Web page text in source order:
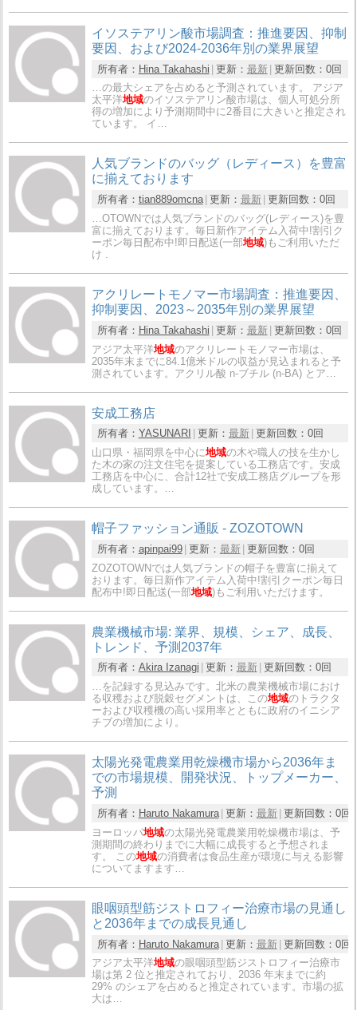
イソステアリン酸市場調査：推進要因、抑制
要因、および2024-2036年別の業界展望
所有者： Hina Takahashi 更新： 最新 更新回数： 0回
…の最大シェアを占めると予測されています。 アジア
太平洋地域のイソステアリン酸市場は、個人可処分所
得の増加により予測期間中に2番目に大きいと推定され
ています。 イ…
人気ブランドのバッグ（レディース）を豊富
に揃えております
所有者： tian889omcna 更新： 最新 更新回数： 0回
…OTOWNでは人気ブランドのバッグ(レディース)を豊
富に揃えております。毎日新作アイテム入荷中!割引ク
ーポン毎日配布中!即日配送(一部地域)もご利用いただ
け .
アクリレートモノマー市場調査：推進要因、
抑制要因、2023～2035年別の業界展望
所有者： Hina Takahashi 更新： 最新 更新回数： 0回
アジア太平洋地域のアクリレートモノマー市場は、
2035年末までに84.1億米ドルの収益が見込まれると予
測されています。アクリル酸 n-ブチル (n-BA) とア…
安成工務店
所有者： YASUNARI 更新： 最新 更新回数： 0回
山口県・福岡県を中心に地域の木や職人の技を生かし
た木の家の注文住宅を提案している工務店です。安成
工務店を中心に、合計12社で安成工務店グループを形
成しています。…
帽子ファッション通販 - ZOZOTOWN
所有者： apinpai99 更新： 最新 更新回数： 0回
ZOZOTOWNでは人気ブランドの帽子を豊富に揃えて
おります。毎日新作アイテム入荷中!割引クーポン毎日
配布中!即日配送(一部地域)もご利用いただけます。
農業機械市場: 業界、規模、シェア、成長、
トレンド、予測2037年
所有者： Akira Izanagi 更新： 最新 更新回数： 0回
…を記録する見込みです。北米の農業機械市場におけ
る収穫および脱穀セグメントは、この地域のトラクタ
ーおよび収穫機の高い採用率とともに政府のイニシア
チブの増加により。
太陽光発電農業用乾燥機市場から2036年ま
での市場規模、開発状況、トップメーカー、
予測
所有者： Haruto Nakamura 更新： 最新 更新回数： 0回
ヨーロッパ地域の太陽光発電農業用乾燥機市場は、予
測期間の終わりまでに大幅に成長すると予想されま
す。 この地域の消費者は食品生産が環境に与える影響
についてますます…
眼咽頭型筋ジストロフィー治療市場の見通し
と2036年までの成長見通し
所有者： Haruto Nakamura 更新： 最新 更新回数： 0回
アジア太平洋地域の眼咽頭型筋ジストロフィー治療市
場は第 2 位と推定されており、2036 年末までに約
29% のシェアを占めると推定されています。市場の拡
大は…